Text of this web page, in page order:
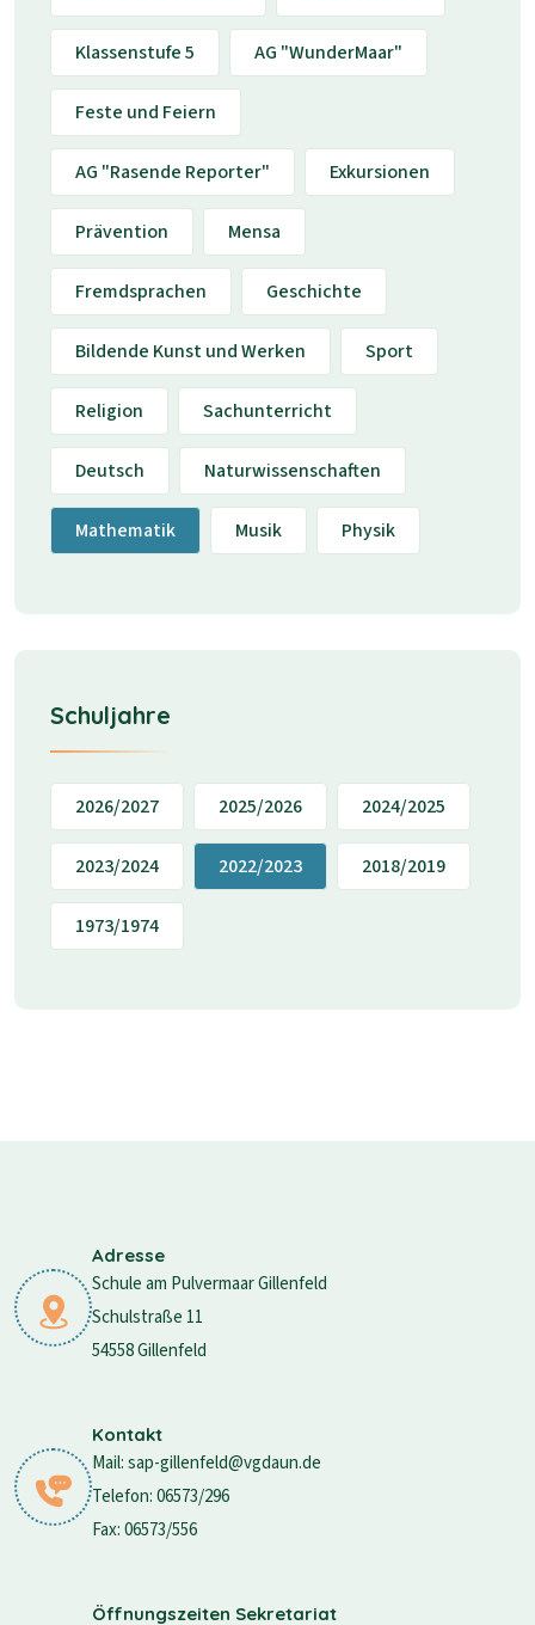
Klassenstufe 5 AG "WunderMaar"
Feste und Feiern
AG "Rasende Reporter" Exkursionen
Prävention Mensa
Fremdsprachen Geschichte
Bildende Kunst und Werken Sport
Religion Sachunterricht
Deutsch Naturwissenschaften
Mathematik Musik Physik
Schuljahre
2026/2027 2025/2026 2024/2025
2023/2024 2022/2023 2018/2019
1973/1974
Adresse
Schule am Pulvermaar Gillenfeld
Schulstraße 11
54558 Gillenfeld
Kontakt
Mail: sap-gillenfeld@vgdaun.de
Telefon: 06573/296
Fax: 06573/556
Öffnungszeiten Sekretariat